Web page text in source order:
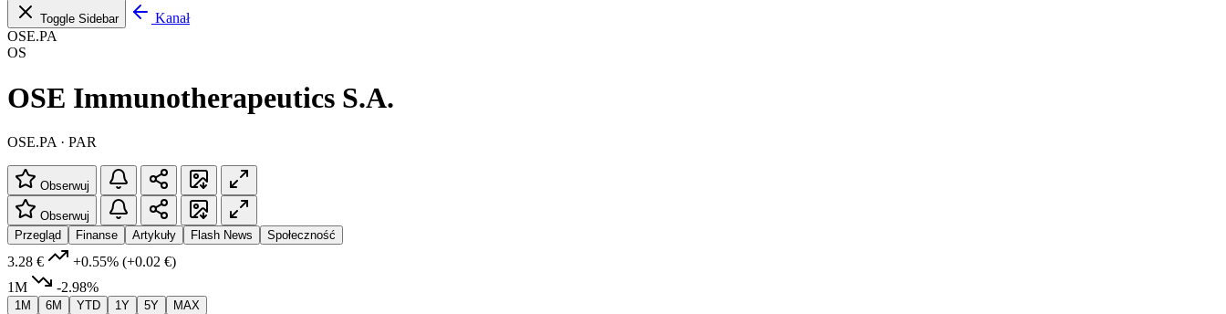
Toggle Sidebar
Kanał
OSE.PA
OS
OSE Immunotherapeutics S.A.
OSE.PA · PAR
Obserwuj
Obserwuj
Przegląd
Finanse Artykuły Flash News Społeczność
3.28 € +0.55% (+0.02 €)
1M
-2.98%
1M 6M YTD 1Y 5Y MAX